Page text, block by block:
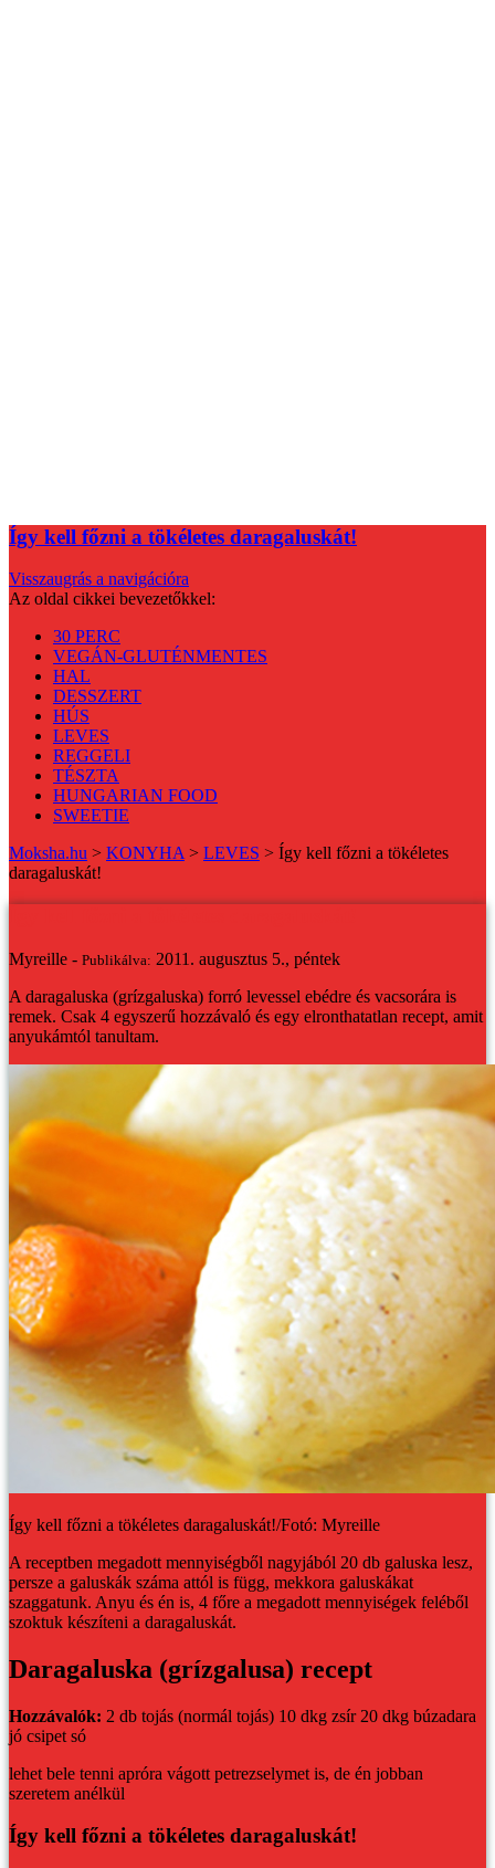
Így kell főzni a tökéletes daragaluskát!
Visszaugrás a navigációra
Az oldal cikkei bevezetőkkel:
30 PERC
VEGÁN-GLUTÉNMENTES
HAL
DESSZERT
HÚS
LEVES
REGGELI
TÉSZTA
HUNGARIAN FOOD
SWEETIE
Moksha.hu > KONYHA> LEVES > Így kell főzni a tökéletes
daragaluskát!
Myreille - Publikálva: 2011. augusztus 5., péntek
A daragaluska (grízgaluska) forró levessel ebédre és vacsorára is
remek. Csak 4 egyszerű hozzávaló és egy elronthatatlan recept, amit
anyukámtól tanultam.
Így kell főzni a tökéletes daragaluskát!/Fotó: Myreille
A receptben megadott mennyiségből nagyjából 20 db galuska lesz,
persze a galuskák száma attól is függ, mekkora galuskákat
szaggatunk. Anyu és én is, 4 főre a megadott mennyiségek feléből
szoktuk készíteni a daragaluskát.
Daragaluska (grízgalusa) recept
Hozzávalók: 2 db tojás (normál tojás) 10 dkg zsír20 dkg búzadara
jó csipet só
lehet bele tenni apróra vágott petrezselymet is, de én jobban
szeretem anélkül
Így kell főzni a tökéletes daragaluskát!